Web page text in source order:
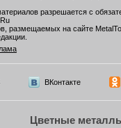
разрешается с
размещаемых на сайте
ВКонтакте
Цветные